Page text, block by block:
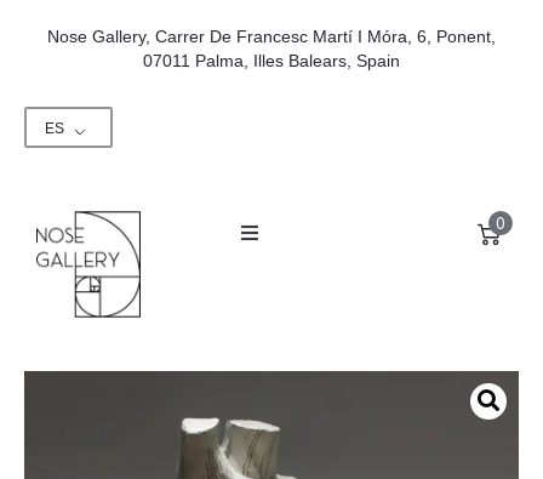
Nose Gallery, Carrer De Francesc Martí I Móra, 6, Ponent,
07011 Palma, Illes Balears, Spain
ES
0